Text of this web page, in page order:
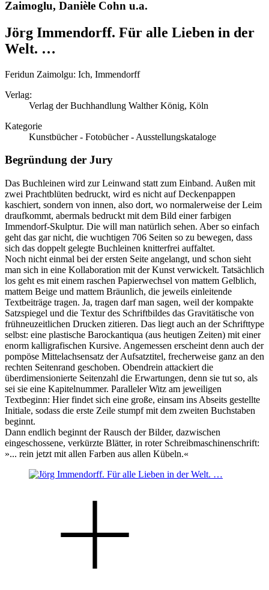
Zaimoglu, Danièle Cohn u.a.
Jörg Immendorff. Für alle Lieben in der
Welt. …
Feridun Zaimolgu: Ich, Immendorff
Verlag:
Verlag der Buchhandlung Walther König, Köln
Kategorie
Kunstbücher - Fotobücher - Ausstellungskataloge
Begründung der Jury
Das Buchleinen wird zur Leinwand statt zum Einband. Außen mit
zwei Prachtblüten bedruckt, wird es nicht auf Deckenpappen
kaschiert, sondern von innen, also dort, wo normalerweise der Leim
draufkommt, abermals bedruckt mit dem Bild einer farbigen
Immendorf-Skulptur. Die will man natürlich sehen. Aber so einfach
geht das gar nicht, die wuchtigen 706 Seiten so zu bewegen, dass
sich das doppelt gelegte Buchleinen knitterfrei auffaltet.
Noch nicht einmal bei der ersten Seite angelangt, und schon sieht
man sich in eine Kollaboration mit der Kunst verwickelt. Tatsächlich
los geht es mit einem raschen Papierwechsel von mattem Gelblich,
mattem Beige und mattem Bräunlich, die jeweils einleitende
Textbeiträge tragen. Ja, tragen darf man sagen, weil der kompakte
Satzspiegel und die Textur des Schriftbildes das Gravitätische von
frühneuzeitlichen Drucken zitieren. Das liegt auch an der Schrifttype
selbst: eine plastische Barockantiqua (aus heutigen Zeiten) mit einer
enorm kalligrafischen Kursive. Angemessen erscheint denn auch der
pompöse Mittelachsensatz der Aufsatztitel, frecherweise ganz an den
rechten Seitenrand geschoben. Obendrein attackiert die
überdimensionierte Seitenzahl die Erwartungen, denn sie tut so, als
sei sie eine Kapitelnummer. Paralleler Witz am jeweiligen
Textbeginn: Hier findet sich eine große, einsam ins Abseits gestellte
Initiale, sodass die erste Zeile stumpf mit dem zweiten Buchstaben
beginnt.
Dann endlich beginnt der Rausch der Bilder, dazwischen
eingeschossene, verkürzte Blätter, in roter Schreibmaschinenschrift:
»... rein jetzt mit allen Farben aus allen Kübeln.«